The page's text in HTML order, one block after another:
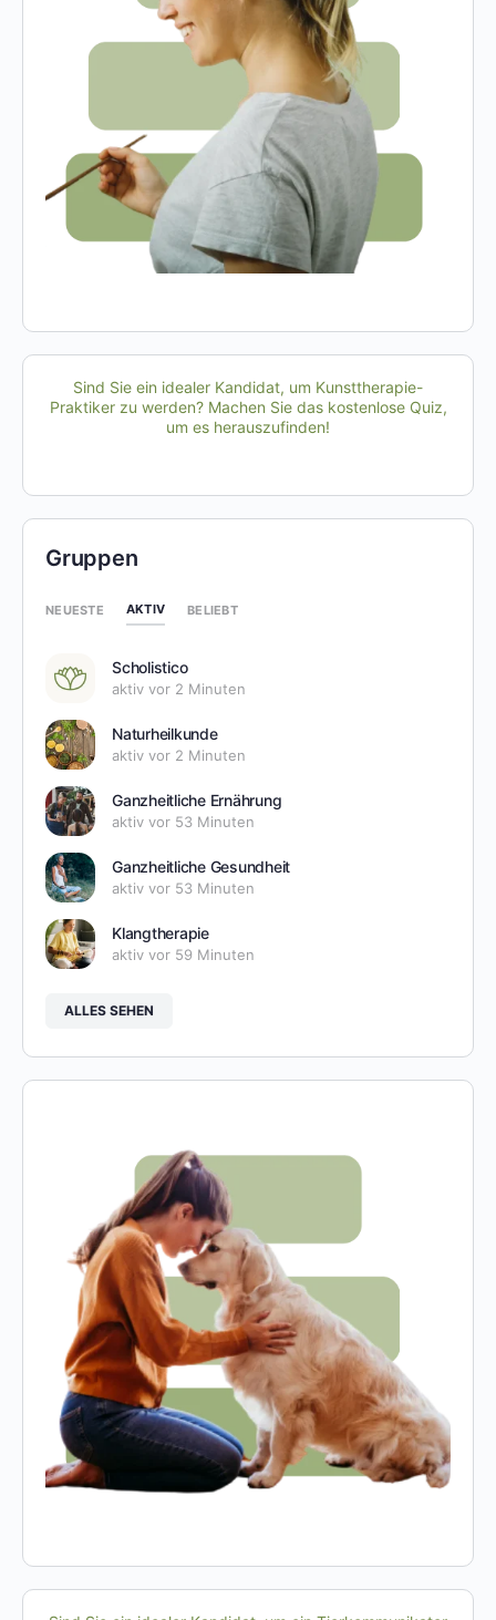
Sind Sie ein idealer Kandidat, um Kunsttherapie-
Praktiker zu werden? Machen Sie das kostenlose Quiz,
um es herauszufinden!
Gruppen
NEUESTE AKTIV BELIEBT
Scholistico
aktiv vor 2 Minuten
Naturheilkunde
aktiv vor 2 Minuten
Ganzheitliche Ernährung
aktiv vor 53 Minuten
Ganzheitliche Gesundheit
aktiv vor 53 Minuten
Klangtherapie
aktiv vor 59 Minuten
ALLES SEHEN